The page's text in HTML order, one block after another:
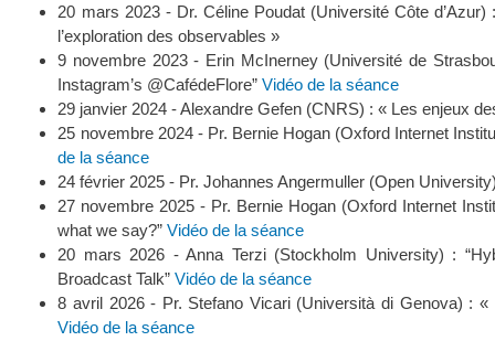
20 mars 2023 - Dr. Céline Poudat (Université Côte
l’exploration des observables »
9 novembre 2023 - Erin McInerney (Université de
Instagram’s @CafédeFlore”Vidéo de la séance
29 janvier 2024 - Alexandre Gefen (CNRS) : « Les enjeux
25 novembre 2024 - Pr. Bernie Hogan (Oxford Internet
de la séance
24 février 2025 - Pr. Johannes Angermuller (Open
27 novembre 2025 - Pr. Bernie Hogan (Oxford Internet
what we say?”Vidéo de la séance
20 mars 2026 - Anna Terzi (Stockholm University) :
Broadcast Talk”Vidéo de la séance
8 avril 2026 - Pr. Stefano Vicari (Università di Genova) :
Vidéo de la séance